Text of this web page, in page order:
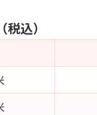
込）